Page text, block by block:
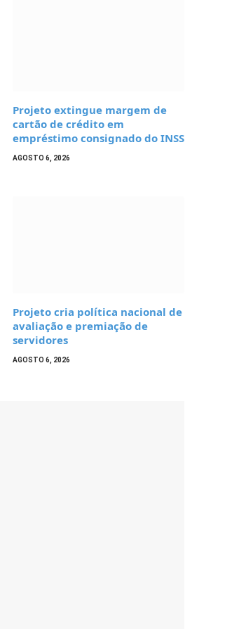
Projeto extingue margem de
cartão de crédito em
empréstimo consignado do INSS
AGOSTO 6, 2026
Projeto cria política nacional de
avaliação e premiação de
servidores
AGOSTO 6, 2026